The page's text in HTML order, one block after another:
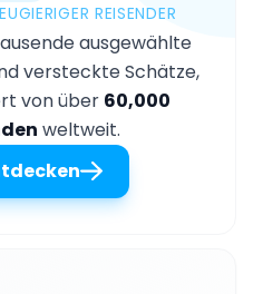
REISENDER
ausgewählte
versteckte Schätze,
von über 60,000
weltweit.